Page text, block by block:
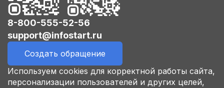
8-800-555-52-56
support@infostart.ru
Создать обращение
Используем cookies для корректной работы сайта,
персонализации пользователей и других целей,